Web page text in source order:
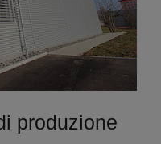
produzione